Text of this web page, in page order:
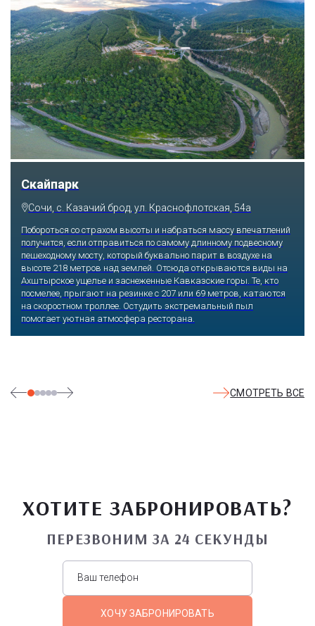
Скайпарк
Сочи, с. Казачий брод, ул. Краснофлотская, 54а
Побороться со страхом высоты и набраться массу впечатлений
получится, если отправиться по самому длинному подвесному
пешеходному мосту, который буквально парит в воздухе на
высоте 218 метров над землей. Отсюда открываются виды на
Ахштырское ущелье и заснеженные Кавказские горы. Те, кто
посмелее, прыгают на резинке с 207 или 69 метров, катаются
на скоростном троллее. Остудить экстремальный пыл
помогает уютная атмосфера ресторана.
СМОТРЕТЬ ВСЕ
ХОТИТЕ ЗАБРОНИРОВАТЬ?
ПЕРЕЗВОНИМ ЗА 24 СЕКУНДЫ
ХОЧУ ЗАБРОНИРОВАТЬ